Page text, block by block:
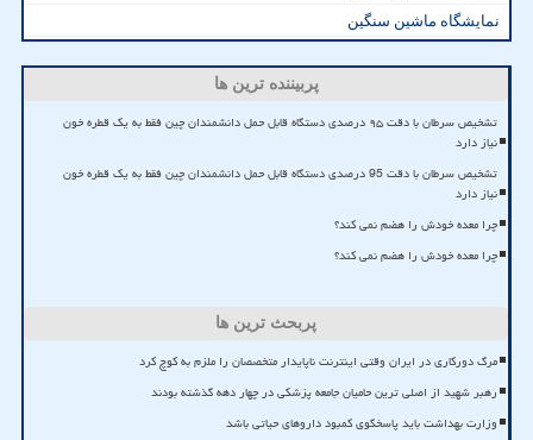
نمایشگاه ماشین سنگین
پربیننده ترین ها
تشخیص سرطان با دقت ۹۵ درصدی دستگاه قابل حمل دانشمندان چین فقط به یک قطره خون
نیاز دارد
تشخیص سرطان با دقت 95 درصدی دستگاه قابل حمل دانشمندان چین فقط به یک قطره خون
نیاز دارد
چرا معده خودش را هضم نمی کند؟
چرا معده خودش را هضم نمی کند؟
پربحث ترین ها
مرگ دورکاری در ایران وقتی اینترنت ناپایدار متخصصان را ملزم به کوچ کرد
رهبر شهید از اصلی ترین حامیان جامعه پزشکی در چهار دهه گذشته بودند
وزارت بهداشت باید پاسخگوی کمبود داروهای حیاتی باشد